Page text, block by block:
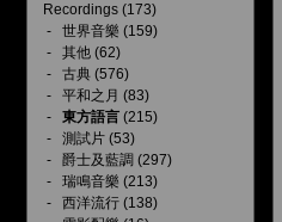
Recordings (173)
- 世界音樂 (159)
- 其他 (62)
- 古典 (576)
- 平和之月 (83)
- 東方語言 (215)
- 測試片 (53)
- 爵士及藍調 (297)
- 瑞鳴音樂 (213)
- 西洋流行 (138)